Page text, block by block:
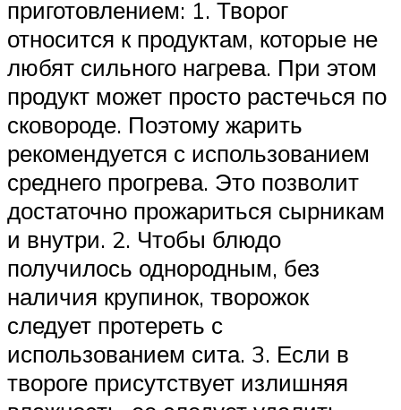
приготовлением: 1. Творог
относится к продуктам, которые не
любят сильного нагрева. При этом
продукт может просто растечься по
сковороде. Поэтому жарить
рекомендуется с использованием
среднего прогрева. Это позволит
достаточно прожариться сырникам
и внутри. 2. Чтобы блюдо
получилось однородным, без
наличия крупинок, творожок
следует протереть с
использованием сита. 3. Если в
твороге присутствует излишняя